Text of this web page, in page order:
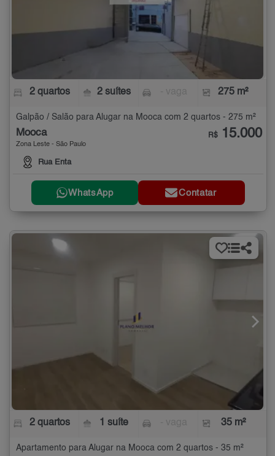
2 quartos 2 suítes 275 m²
Galpão / Salão para Alugar na Mooca com 2 quartos - 275 m²
Mooca
Zona Leste - São Paulo
Rua Enta
R$ 15.000
WhatsApp Contatar
2 quartos 1 suíte 35 m²
Apartamento para Alugar na Mooca com 2 quartos - 35 m²